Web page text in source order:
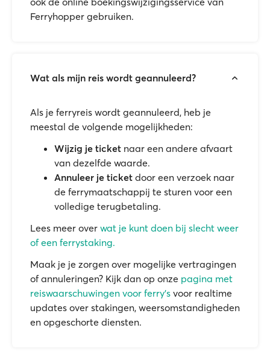
Ferryhopper gebruiken.
Wat als mijn reis wordt geannuleerd?
Als je ferryreis wordt geannuleerd, heb je
meestal de volgende mogelijkheden:
Wijzig je ticket naar een andere afvaart
van dezelfde waarde.
Annuleer je ticket door een verzoek naar
de ferrymaatschappij te sturen voor een
volledige terugbetaling.
Lees meer over wat je kunt doen bij slecht weer
of een ferrystaking.
Maak je je zorgen over mogelijke vertragingen
of annuleringen? Kijk dan op onze pagina met
reiswaarschuwingen voor ferry's voor realtime
updates over stakingen, weersomstandigheden
en opgeschorte diensten.